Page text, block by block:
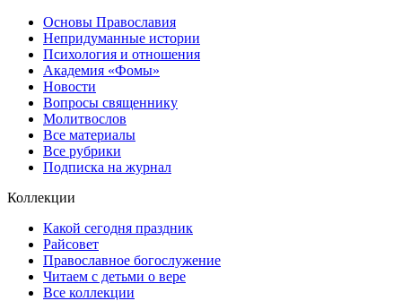
Основы Православия
Непридуманные истории
Психология и отношения
Академия «Фомы»
Новости
Вопросы священнику
Молитвослов
Все материалы
Все рубрики
Подписка на журнал
Коллекции
Какой сегодня праздник
Райсовет
Православное богослужение
Читаем с детьми о вере
Все коллекции